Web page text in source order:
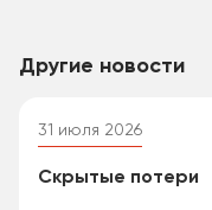
Другие новости
31 июля 2026
Скрытые потери